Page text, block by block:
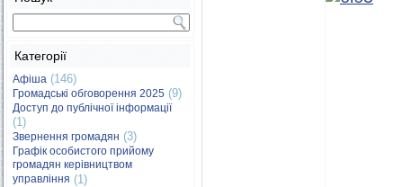
Категорії
Афіша (146)
Громадські обговорення 2025 (9)
Доступ до публічної інформації
(1)
Звернення громадян (3)
Графік особистого прийому
громадян керівництвом
управління (1)